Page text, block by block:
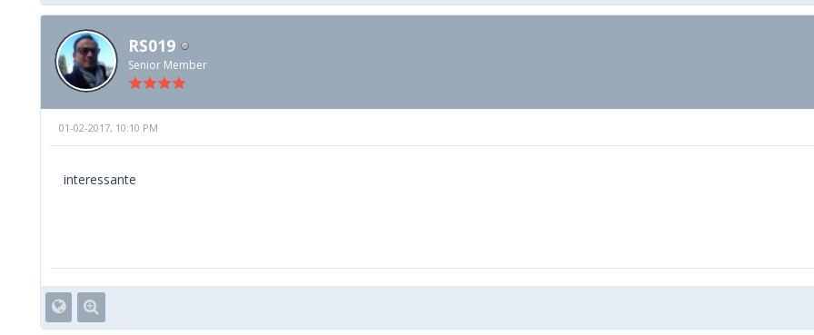
RS019
Senior Member
01-02-2017, 10:10 PM
interessante